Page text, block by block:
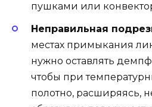
пушками или
Неправильная
местах примыкания
нужно оставлять
чтобы при
полотно, расширяясь,